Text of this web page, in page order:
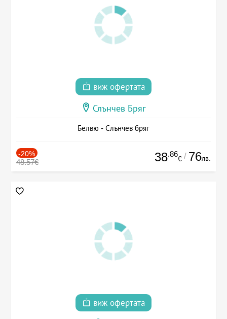
виж офертата
Слънчев Бряг
Белвю - Слънчев бряг
-20%
48.57€ 38.86
€ / 76лв.
виж офертата